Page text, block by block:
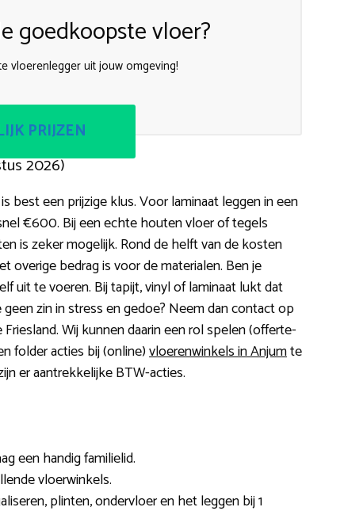
goedkoopste vloer?
vloerenlegger uit jouw omgeving!
PRIJZEN
2026)
best een prijzige klus. Voor laminaat leggen in een
€600. Bij een echte houten vloer of tegels
is zeker mogelijk. Rond de helft van de kosten
overige bedrag is voor de materialen. Ben je
uit te voeren. Bij tapijt, vinyl of laminaat lukt dat
zin in stress en gedoe? Neem dan contact op
Wij kunnen daarin een rol spelen (offerte-
folder acties bij (online)vloerenwinkels in Anjumte
er aantrekkelijke BTW-acties.
een handig familielid.
vloerwinkels.
plinten, ondervloer en het leggen bij 1